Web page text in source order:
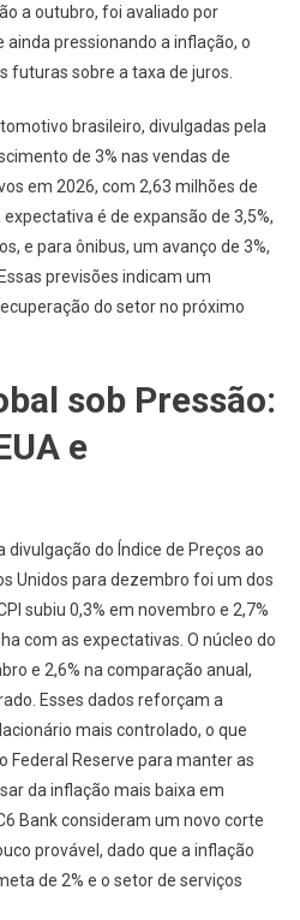
a outubro, foi avaliado por
pressionando a inflação, o
futuras sobre a taxa de juros.
brasileiro, divulgadas pela
de 3% nas vendas de
em 2026, com 2,63 milhões de
é de expansão de 3,5%,
e para ônibus, um avanço de 3%,
previsões indicam um
do setor no próximo
sob Pressão:
e
divulgação do Índice de Preços ao
Unidos para dezembro foi um dos
subiu 0,3% em novembro e 2,7%
com as expectativas. O núcleo do
e 2,6% na comparação anual,
Esses dados reforçam a
mais controlado, o que
Federal Reserve para manter as
da inflação mais baixa em
Bank consideram um novo corte
provável, dado que a inflação
de 2% e o setor de serviços